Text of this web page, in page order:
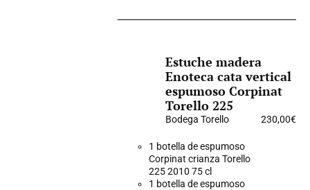
Estuche madera
Enoteca cata vertical
espumoso Corpinat
Torello 225
Bodega Torello 230,00€
1 botella de espumoso
Corpinat crianza Torello
225 2010 75 cl
1 botella de espumoso